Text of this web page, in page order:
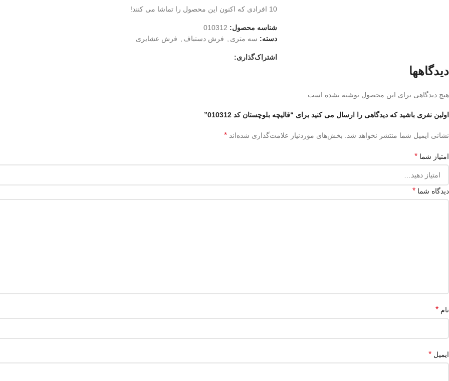
10 افرادی که اکنون این محصول را تماشا می کنند!
شناسه محصول: 010312
دسته: سه متری فرش دستباف فرش عشایری
اشتراک‌گذاری:
دیدگاهها
هیچ دیدگاهی برای این محصول نوشته نشده است.
اولین نفری باشید که دیدگاهی را ارسال می کنید برای “قالیچه بلوچستان کد 010312”
نشانی ایمیل شما منتشر نخواهد شد. بخش‌های موردنیاز علامت‌گذاری شده‌اند *
امتیاز شما *
دیدگاه شما *
نام *
ایمیل *